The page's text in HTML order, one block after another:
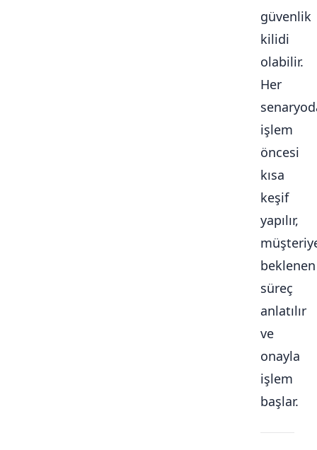
güvenlik
kilidi
olabilir.
Her
işlem
öncesi
kısa
keşif
yapılır,
beklenen
süreç
anlatılır
ve
onayla
işlem
başlar.